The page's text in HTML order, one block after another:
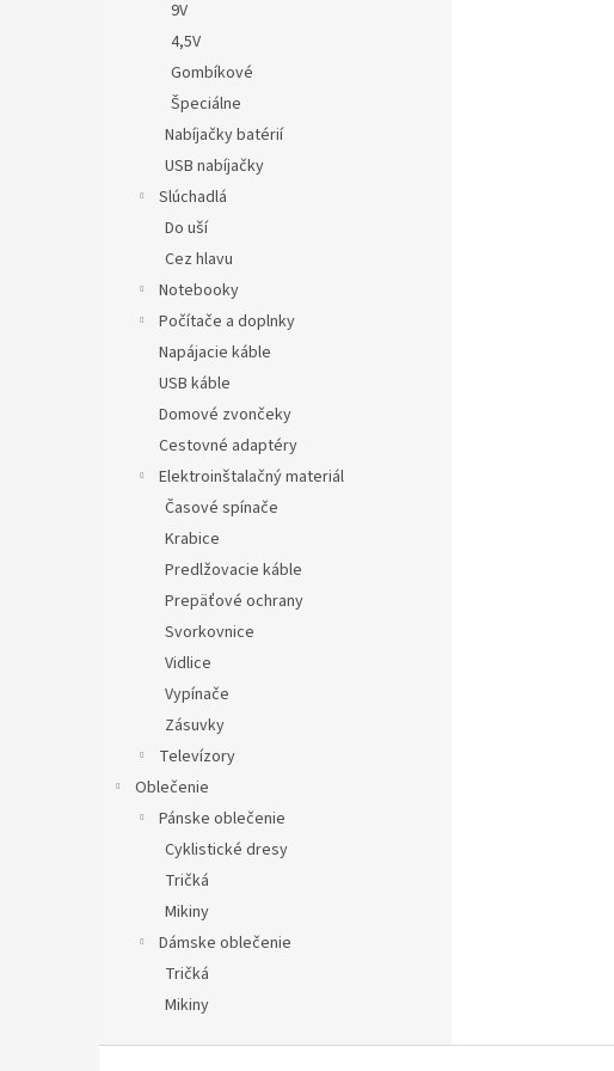
9V
4,5V
Gombíkové
Špeciálne
Nabíjačky batérií
USB nabíjačky
Slúchadlá
Do uší
Cez hlavu
Notebooky
Počítače a doplnky
Napájacie káble
USB káble
Domové zvončeky
Cestovné adaptéry
Elektroinštalačný materiál
Časové spínače
Krabice
Predlžovacie káble
Prepäťové ochrany
Svorkovnice
Vidlice
Vypínače
Zásuvky
Televízory
Oblečenie
Pánske oblečenie
Cyklistické dresy
Tričká
Mikiny
Dámske oblečenie
Tričká
Mikiny